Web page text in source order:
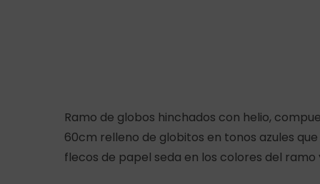
Ramo de globos hinchados con helio,
60cm relleno de globitos en tonos azules
flecos de papel seda en los colores del